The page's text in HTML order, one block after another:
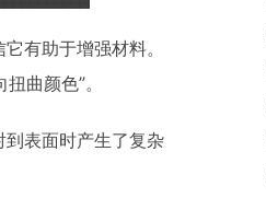
有助于增强材料。
曲颜色”。
表面时产生了复杂